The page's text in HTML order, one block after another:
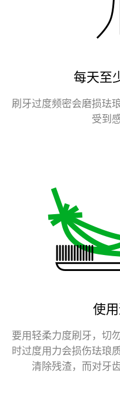
每天至
刷牙过度频密会磨损珐
受到
使
要用轻柔力度刷牙，切
时过度用力会损伤珐琅
清除残渣，而对牙